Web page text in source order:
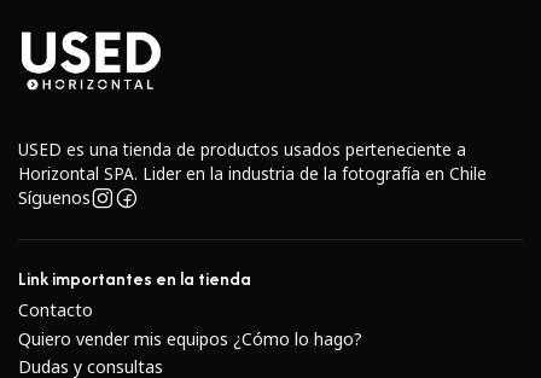
USED es una tienda de productos usados perteneciente a
Horizontal SPA. Lider en la industria de la fotografía en Chile
Síguenos
Link importantes en la tienda
Contacto
Quiero vender mis equipos ¿Cómo lo hago?
Dudas y consultas